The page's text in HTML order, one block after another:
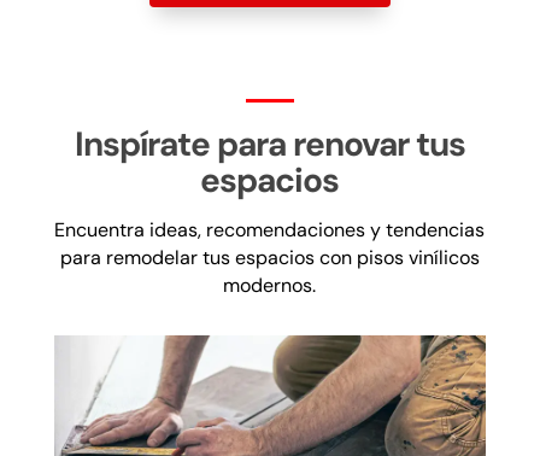
Inspírate para renovar tus
espacios
Encuentra ideas, recomendaciones y tendencias
para remodelar tus espacios con pisos vinílicos
modernos.